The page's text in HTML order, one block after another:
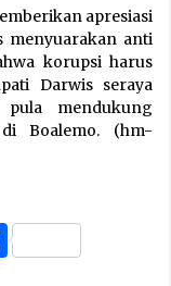
apresiasi
menyuarakan anti
korupsi harus
Darwis seraya
pula mendukung
Boalemo. (hm-
Share